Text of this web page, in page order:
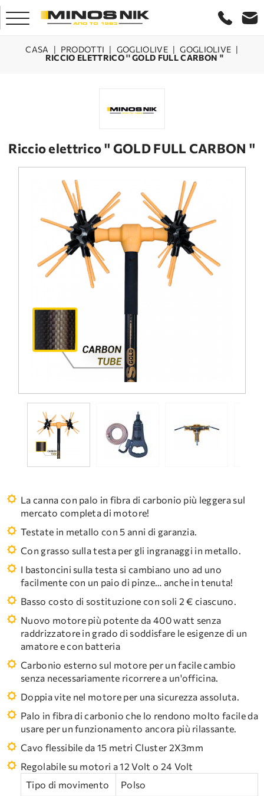
PRODOTTI
LASER CRETA
DOMANDE FREQUENTI
ASSISTENZA TECNICA
CASA | PRODOTTI | GOGLIOLIVE | GOGLIOLIVE |
RICCIO ELETTRICO '' GOLD FULL CARBON ''
Riccio elettrico '' GOLD FULL CARBON ''
La canna con palo in fibra di carbonio più leggera sul
mercato completa di motore!
Testate in metallo con 5 anni di garanzia.
Con grasso sulla testa per gli ingranaggi in metallo.
I bastoncini sulla testa si cambiano uno ad uno
facilmente con un paio di pinze… anche in tenuta!
Basso costo di sostituzione con soli 2 € ciascuno.
Nuovo motore più potente da 400 watt senza
raddrizzatore in grado di soddisfare le esigenze di un
amatore e con batteria
Carbonio esterno sul motore per un facile cambio
senza necessariamente ricorrere a un'officina.
Doppia vite nel motore per una sicurezza assoluta.
Palo in fibra di carbonio che lo rendono molto facile da
usare per un funzionamento ancora più rilassante.
Cavo flessibile da 15 metri Cluster 2X3mm
Regolabile su motori a 12 Volt o 24 Volt
Tipo di movimento
Polso